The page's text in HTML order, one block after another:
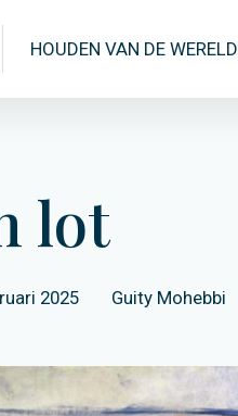
HOUDEN VAN DE WERELD
lot
2025 Guity Mohebbi